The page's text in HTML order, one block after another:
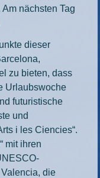
nächsten Tag
dieser
zu bieten, dass
Urlaubswoche
futuristische
und
i les Ciencies“.
mit ihren
die